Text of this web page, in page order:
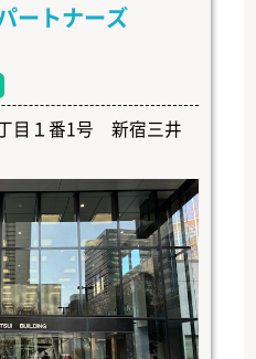
ートナーズ
目１番1号 新宿三井